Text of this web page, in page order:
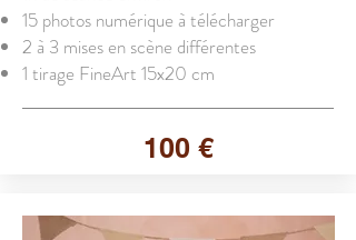
15 photos numérique à télécharger
2 à 3 mises en scène différentes
1 tirage FineArt 15x20 cm
100 €